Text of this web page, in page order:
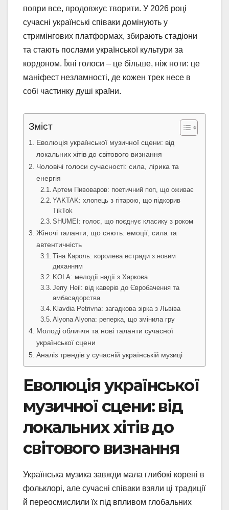
попри все, продовжує творити. У 2026 році
сучасні українські співаки домінують у
стримінгових платформах, збирають стадіони
та стають послами української культури за
кордоном. Їхні голоси – це більше, ніж ноти: це
маніфест незламності, де кожен трек несе в
собі частинку душі країни.
Зміст
Еволюція української музичної сцени: від
локальних хітів до світового визнання
Чоловічі голоси сучасності: сила, лірика та
енергія
Артем Пивоваров: поетичний поп, що оживає
YAKTAK: хлопець з гітарою, що підкорив
TikTok
SHUMEI: голос, що поєднує класику з роком
Жіночі таланти, що сяють: емоції, сила та
автентичність
Тіна Кароль: королева естради з новим
диханням
KOLA: мелодії надії з Харкова
Jerry Heil: від каверів до Євробачення та
амбасадорства
Klavdia Petrivna: загадкова зірка з Львіва
Alyona Alyona: реперка, що змінила гру
Молоді обличчя та нові таланти сучасної
української сцени
Аналіз трендів у сучасній українській музиці
Еволюція української
музичної сцени: від
локальних хітів до
світового визнання
Українська музика завжди мала глибокі корені в
фольклорі, але сучасні співаки взяли ці традиції
й переосмислили їх під впливом глобальних